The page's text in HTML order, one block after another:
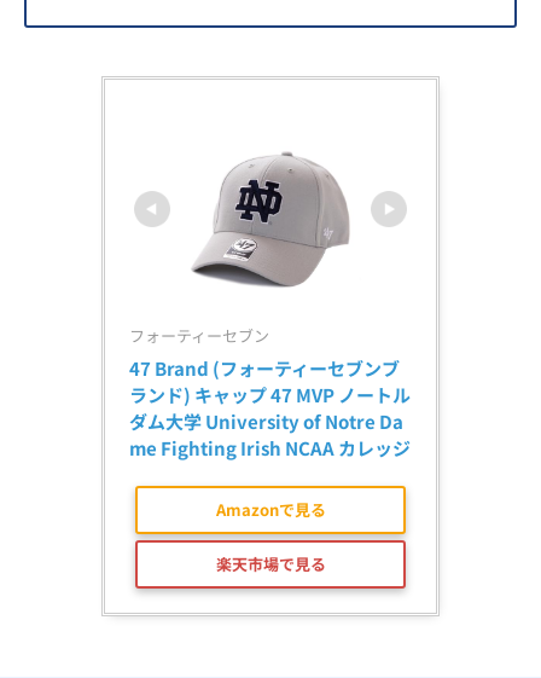
フォーティーセブン
47 Brand (フォーティーセブンブ
ランド) キャップ 47 MVP ノートル
ダム大学 University of Notre Da
me Fighting Irish NCAA カレッジ
Amazonで見る
楽天市場で見る